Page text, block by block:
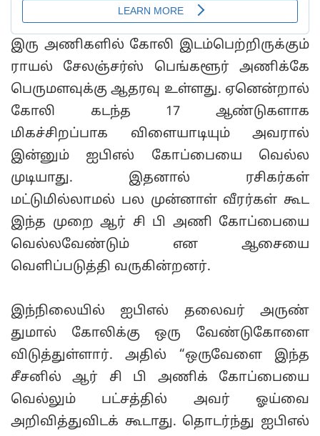
இரு அணிகளில் கோலி இடம்பெற்றிருக்கும்
ராயல் சேலஞ்சர்ஸ் பெங்களூர் அணிக்கே
பெருமளவுக்கு ஆதரவு உள்ளது. ஏனென்றால்
கோலி கடந்த 17 ஆண்டுகளாக
மிகச்சிறப்பாக விளையாடியும் அவரால்
இன்னும் ஐபிஎல் கோப்பையை வெல்ல
முடியாது. இதனால் ரசிகர்கள்
மட்டுமில்லாமல் பல முன்னாள் வீரர்கள் கூட
இந்த முறை ஆர் சி பி அணி கோப்பையை
வெல்லவேண்டும் என ஆசையை
வெளிப்படுத்தி வருகின்றனர்.
இந்நிலையில் ஐபிஎல் தலைவர் அருண்
துமால் கோலிக்கு ஒரு வேண்டுகோளை
விடுத்துள்ளார். அதில் “ஒருவேளை இந்த
சீசனில் ஆர் சி பி அணிக் கோப்பையை
வெல்லும் பட்சத்தில் அவர் ஓய்வை
அறிவித்துவிடக் கூடாது. தொடர்ந்து ஐபிஎல்